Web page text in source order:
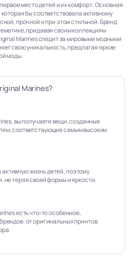
место детей и их комфорт. Основная
бы соответствовала активному
прочной и при этом стильной. Бренд
придавая своим коллекциям
Marines следит за мировыми модными
свою уникальность, предлагая яркие
моды.
Marines?
вы получаете вещи, созданные
соответствующие самым высоким
жизнь детей, поэтому
не теряя своей формы и яркости.
есть что‑то особенное,
от оригинальных принтов